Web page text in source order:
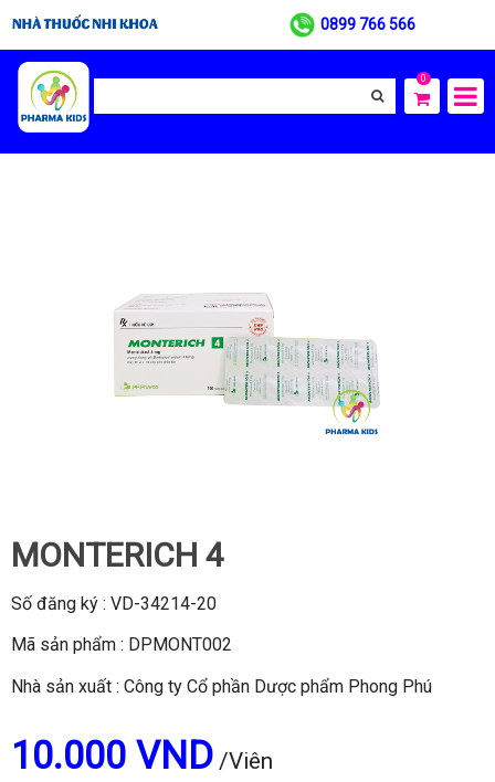
0899 766 566
0
MONTERICH 4
Số đăng ký : VD-34214-20
Mã sản phẩm : DPMONT002
Nhà sản xuất : Công ty Cổ phần Dược phẩm Phong Phú
10.000 VND /Viên